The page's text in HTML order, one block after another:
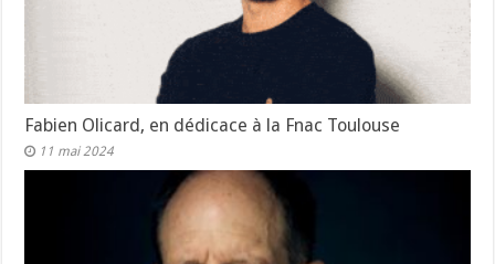
Fabien Olicard, en dédicace à la Fnac Toulouse
11 mai 2024